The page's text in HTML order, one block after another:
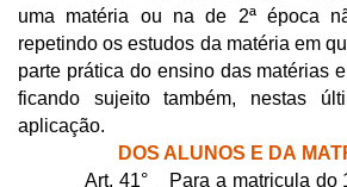
uma matéria ou na de 2ª época
repetindo os estudos da matéria em
parte prática do ensino das matérias
ficando sujeito também, nestas
aplicação.
DOS ALUNOS E DA
Art. 41° _ Para a matricula do